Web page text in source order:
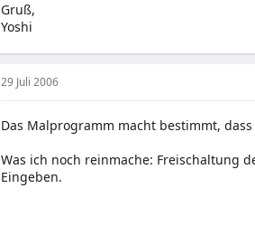
Gruß,
Yoshi
29 Juli 2006
Das Malprogramm macht bestimmt,
Was ich noch reinmache: Freischaltung
Eingeben.